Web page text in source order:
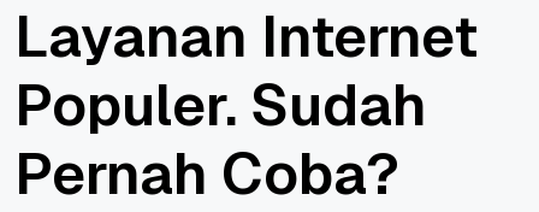
Layanan Internet
Populer. Sudah
Pernah Coba?